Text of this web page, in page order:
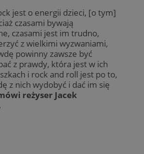
jest o energii dzieci, [o tym]
czasami bywają
czasami jest im trudno,
z wielkimi wyzwaniami,
powinny zawsze być
z prawdy, która jest w ich
i rock and roll jest po to,
z nich wydobyć i dać im się
reżyser Jacek